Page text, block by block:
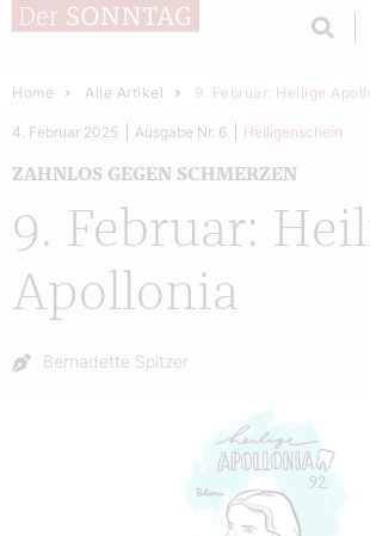
Home Alle Artikel 9. Februar: Heilige
9. Februar:
Apollonia
ZAHNLOS GEGEN SCHMERZEN
4. Februar 2025 Ausgabe Nr. 6 Heiligenschein
Autor:
Bernadette Spitzer